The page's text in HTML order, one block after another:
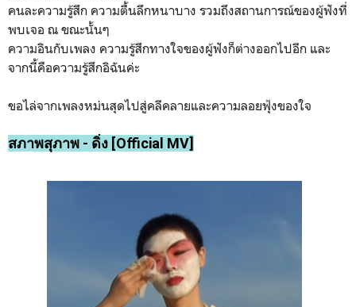
คนละความรู้สึก ความตื้นลึกหนาบาง รวมถึงสถานการณ์ของผู้ฟังที่
พบเจอ ณ ขณะนั้นๆ
ความอินกับเพลง ความรู้สึกทางใจของผู้ฟังก็ต่างออกไปอีก และ
จากนี้คือความรู้สึกอิฉันค่ะ
ขอไล่จากเพลงหม่นสุดไปสู่คลีคลายและความลอยฟุ้งของใจ
สภาพสุภาพ - ดิ่ง [Official MV]